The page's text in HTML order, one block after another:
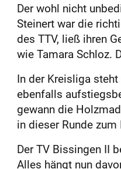
Der wohl nicht
Steinert war die
des TTV, ließ ihren
wie Tamara Schloz.
In der Kreisliga
ebenfalls
gewann die
in dieser Runde
Der TV Bissingen II
Alles hängt nun